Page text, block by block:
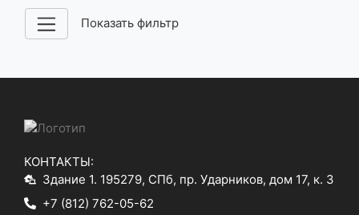
Показать фильтр
КОНТАКТЫ:
Здание 1. 195279, СПб, пр. Ударников, дом 17, к. 3
+7 (812) 762-05-62